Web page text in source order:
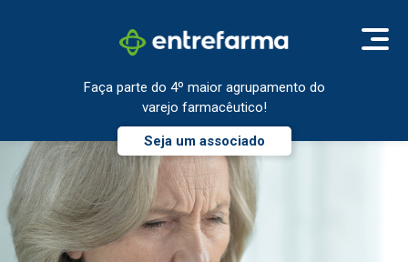
Faça parte do 4º maior agrupamento do
varejo farmacêutico!
Seja um associado